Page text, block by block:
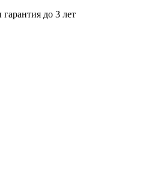
до 3 лет